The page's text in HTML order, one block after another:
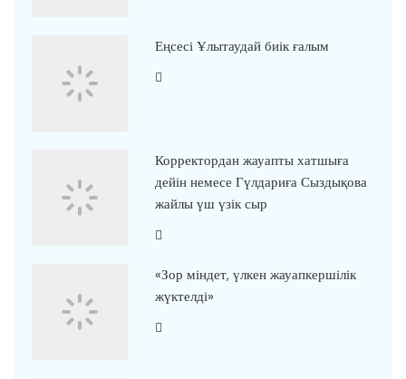
Еңсесі Ұлытаудай биік ғалым
Корректордан жауапты хатшыға
дейін немесе Гүлдариға Сыздықова
жайлы үш үзік сыр
«Зор міндет, үлкен жауапкершілік
жүктелді»